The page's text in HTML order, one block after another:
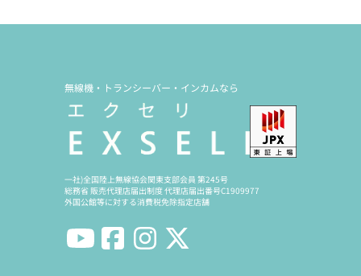
無線機・トランシーバー・インカムなら
一社)全国陸上無線協会関東支部会員 第245号
総務省 販売代理店届出制度 代理店届出番号C1909977
外国公館等に対する消費税免除指定店舗